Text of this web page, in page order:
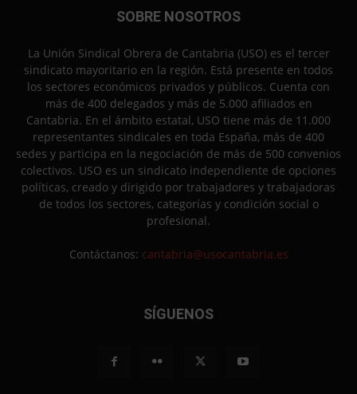
SOBRE NOSOTROS
La Unión Sindical Obrera de Cantabria (USO) es el tercer
sindicato mayoritario en la región. Está presente en todos
los sectores económicos privados y públicos. Cuenta con
más de 400 delegados y más de 5.000 afiliados en
Cantabria. En el ámbito estatal, USO tiene más de 11.000
representantes sindicales en toda España, más de 400
sedes y participa en la negociación de más de 500 convenios
colectivos. USO es un sindicato independiente de opciones
políticas, creado y dirigido por trabajadores y trabajadoras
de todos los sectores, categorías y condición social o
profesional.
Contáctanos: cantabria@usocantabria.es
SÍGUENOS